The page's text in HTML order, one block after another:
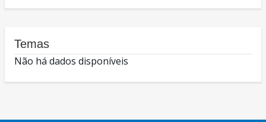
Temas
Não há dados disponíveis